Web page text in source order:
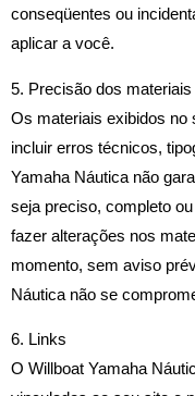
conseqüentes ou
aplicar a você.
5. Precisão dos materiais
Os materiais exibidos no
incluir erros técnicos,
Yamaha Náutica não
seja preciso, completo
fazer alterações nos
momento, sem aviso
Náutica não se
6. Links
O Willboat Yamaha